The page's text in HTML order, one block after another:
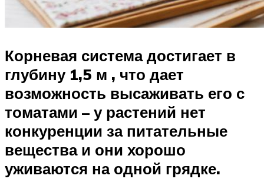
Корневая система достигает в
глубину 1,5 м , что дает
возможность высаживать его с
томатами – у растений нет
конкуренции за питательные
вещества и они хорошо
уживаются на одной грядке.